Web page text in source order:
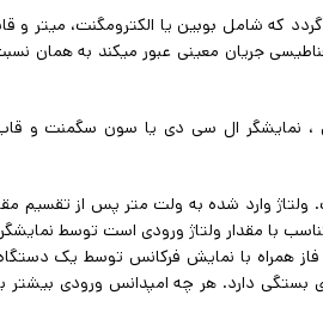
که شامل بوبین یا الکترومگنت،
جریان معینی عبور میکند به همان
، نمایشگر ال سی دی یا سون سگمنت و
با مقدار ولتاژ ورودی است توسط
همراه با نمایش فرکانس توسط یک
بستگی دارد. هر چه امپدانس ورودی